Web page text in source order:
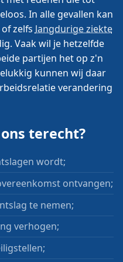
In alle gevallen kan
zelfs langdurige ziekte
Vaak wil je hetzelfde
partijen het op z'n
kunnen wij daar
verandering
terecht?
wordt;
ontvangen;
te nemen;
verhogen;